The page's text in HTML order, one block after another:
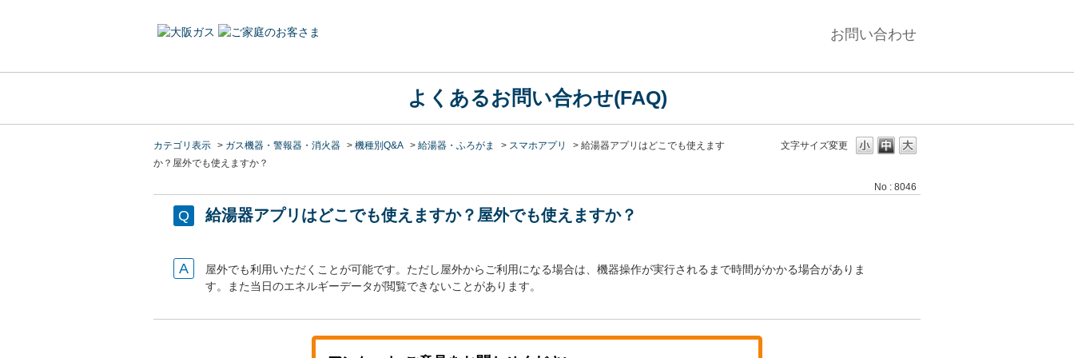
お問い合わせ
よくあるお問い合わせ(FAQ)
文字サイズ変更
カテゴリ表示 > ガス機器・警報器・消火器 > 機種別Q&A > 給湯器・ふろがま > スマホアプリ > 給湯器アプリはどこでも使えます
か？屋外でも使えますか？
No : 8046
給湯器アプリはどこでも使えますか？屋外でも使えますか？
屋外でも利用いただくことが可能です。ただし屋外からご利用になる場合は、機器操作が実行されるまで時間がかかる場合がありま
す。また当日のエネルギーデータが閲覧できないことがあります。